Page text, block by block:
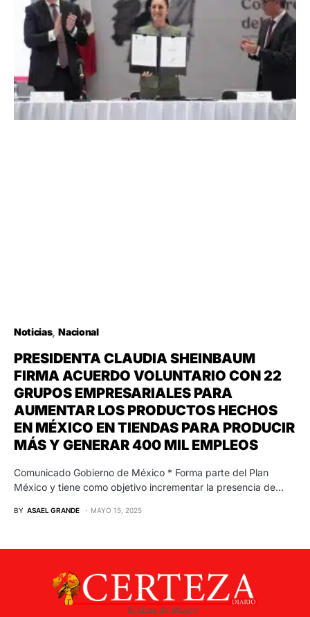
Noticias Nacional
PRESIDENTA CLAUDIA SHEINBAUM
FIRMA ACUERDO VOLUNTARIO CON 22
GRUPOS EMPRESARIALES PARA
AUMENTAR LOS PRODUCTOS HECHOS
EN MÉXICO EN TIENDAS PARA PRODUCIR
MÁS Y GENERAR 400 MIL EMPLEOS
Comunicado Gobierno de México * Forma parte del Plan
México y tiene como objetivo incrementar la presencia de…
BY ASAEL GRANDE MAYO 15, 2025